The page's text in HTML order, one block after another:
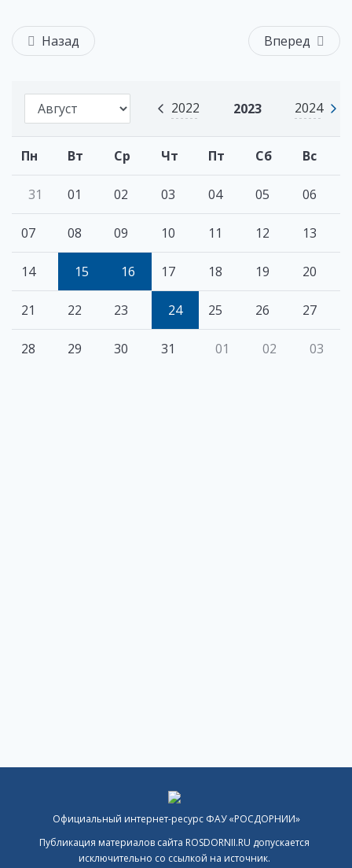
2022 2023 2024
Пн Вт Ср Чт Пт Сб Вс
31 01 02 03 04 05 06
07 08 09 10 11 12 13
14 15 16 17 18 19 20
21 22 23 24 25 26 27
28 29 30 31 01 02 03
Назад Вперед
Официальный интернет-ресурс ФАУ «РОСДОРНИИ»
Публикация материалов сайта ROSDORNII.RU допускается
исключительно со ссылкой на источник.